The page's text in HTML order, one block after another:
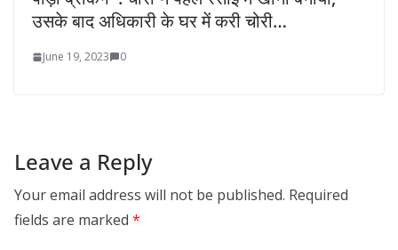
उसके बाद अधिकारी के घर में करी चोरी…
June 19, 2023 0
Leave a Reply
Your email address will not be published. Required
fields are marked *